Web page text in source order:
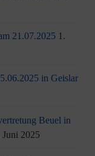
21.07.2025 1.
in Geislar
Beuel in
Juni 2025